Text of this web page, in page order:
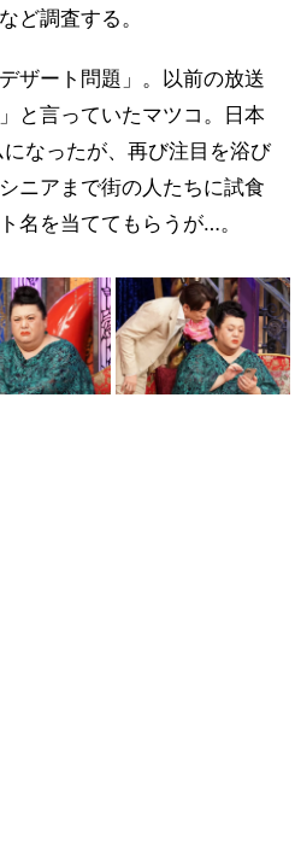
ど調査する。
ザート問題」。以前の放送
と言っていたマツコ。日本
なったが、再び注目を浴び
ニアまで街の人たちに試食
名を当ててもらうが…。